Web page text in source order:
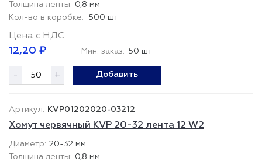
0,8 мм
500 шт
Цена с НДС
12,20 ₽ Мин. заказ: 50 шт
- + Добавить
KVP01202020-03212
Хомут червячный KVP 20-32 лента 12 W2
20-32 мм
0,8 мм